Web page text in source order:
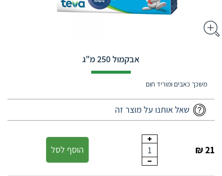
אבקמול 250 מ"ג
משכך כאבים ומוריד חום
שאל אותנו על מוצר זה
21 ₪
1 הוסף לסל